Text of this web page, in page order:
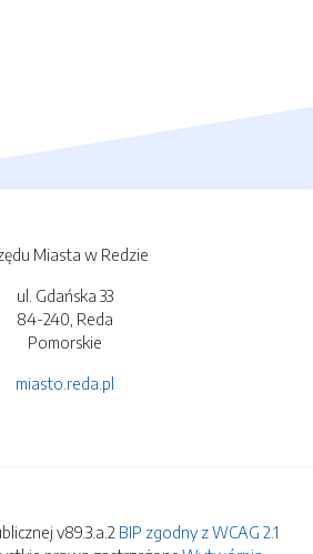
Miasta w Redzie
ul. Gdańska 33
84-240, Reda
Pomorskie
miasto.reda.pl
v89.3.a.2 BIP zgodny z WCAG 2.1